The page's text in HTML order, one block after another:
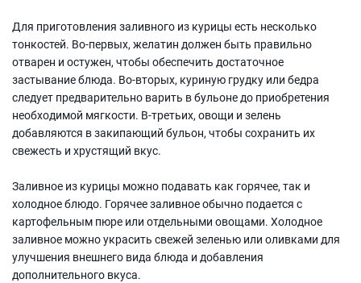
Для приготовления заливного из курицы есть несколько
тонкостей. Во-первых, желатин должен быть правильно
отварен и остужен, чтобы обеспечить достаточное
застывание блюда. Во-вторых, куриную грудку или бедра
следует предварительно варить в бульоне до приобретения
необходимой мягкости. В-третьих, овощи и зелень
добавляются в закипающий бульон, чтобы сохранить их
свежесть и хрустящий вкус.
Заливное из курицы можно подавать как горячее, так и
холодное блюдо. Горячее заливное обычно подается с
картофельным пюре или отдельными овощами. Холодное
заливное можно украсить свежей зеленью или оливками для
улучшения внешнего вида блюда и добавления
дополнительного вкуса.